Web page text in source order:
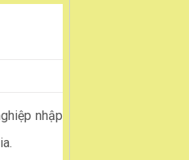
nhập